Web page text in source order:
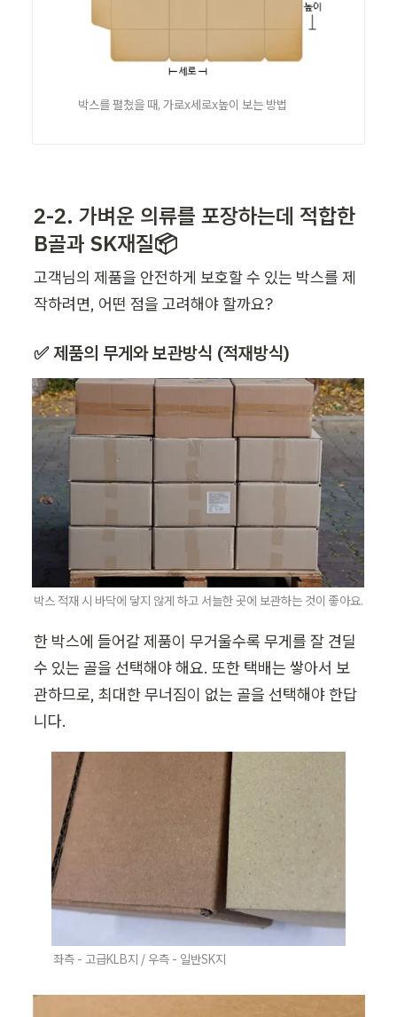
박스를 펼쳤을 때, 가로x세로x높이 보는 방법
2-2. 가벼운 의류를 포장하는데 적합한
B골과 SK재질📦
고객님의 제품을 안전하게 보호할 수 있는 박스를 제
작하려면, 어떤 점을 고려해야 할까요?
✅ 제품의 무게와 보관방식 (적재방식)
박스 적재 시 바닥에 닿지 않게 하고 서늘한 곳에 보관하는 것이 좋아요.
한 박스에 들어갈 제품이 무거울수록 무게를 잘 견딜
수 있는 골을 선택해야 해요. 또한 택배는 쌓아서 보
관하므로, 최대한 무너짐이 없는 골을 선택해야 한답
니다.
좌측 - 고급KLB지 / 우측 - 일반SK지